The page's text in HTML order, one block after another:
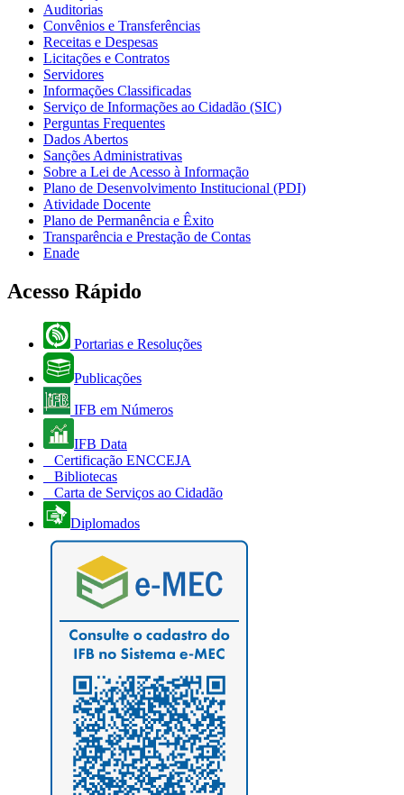
Auditorias
Convênios e Transferências
Receitas e Despesas
Licitações e Contratos
Servidores
Informações Classificadas
Serviço de Informações ao Cidadão (SIC)
Perguntas Frequentes
Dados Abertos
Sanções Administrativas
Sobre a Lei de Acesso à Informação
Plano de Desenvolvimento Institucional (PDI)
Atividade Docente
Plano de Permanência e Êxito
Transparência e Prestação de Contas
Enade
Acesso Rápido
Portarias e Resoluções
Publicações
IFB em Números
IFB Data
Certificação ENCCEJA
Bibliotecas
Carta de Serviços ao Cidadão
Diplomados